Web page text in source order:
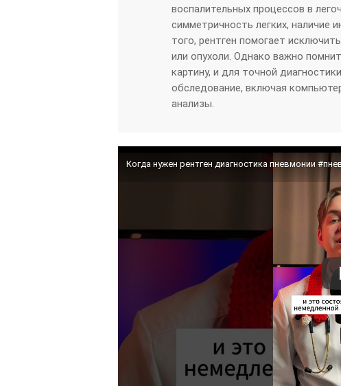
воспалительных процессов в
симметричность легких, наличие
того, рентген помогает
или опухоли. Однако важно
картину, и для точной
обследование, включая
анализы.
Когда нужен рентген диагностика пневмонии